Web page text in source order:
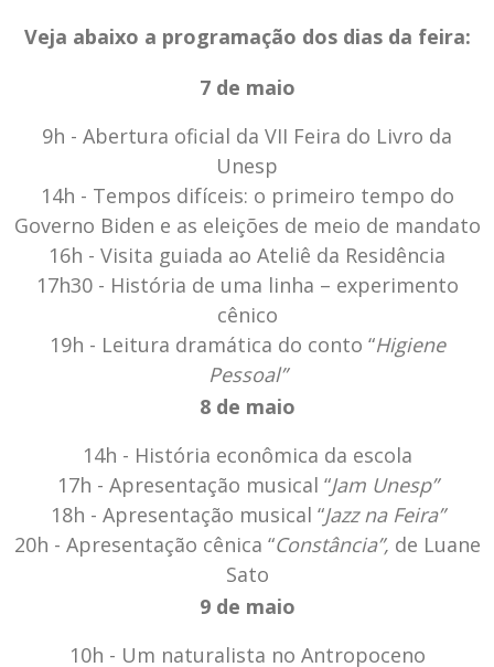
Veja abaixo a programação dos dias da feira:
7 de maio
9h - Abertura oficial da VII Feira do Livro da
Unesp
14h - Tempos difíceis: o primeiro tempo do
Governo Biden e as eleições de meio de mandato
16h - Visita guiada ao Ateliê da Residência
17h30 - História de uma linha – experimento
cênico
19h - Leitura dramática do conto “Higiene
Pessoal”
8 de maio
14h - História econômica da escola
17h - Apresentação musical “Jam Unesp”
18h - Apresentação musical “Jazz na Feira”
20h - Apresentação cênica “Constância”, de Luane
Sato
9 de maio
10h - Um naturalista no Antropoceno